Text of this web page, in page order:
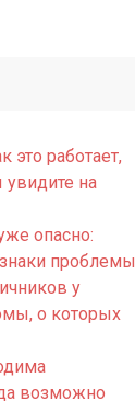
это работает,
увидите на
опасно:
проблемы
у
о которых
возможно